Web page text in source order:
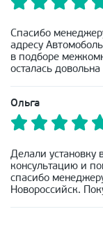
Спасибо
адресу
в подборе
осталась
Ольга
Делали установку
консультацию и
спасибо
Новороссийск.